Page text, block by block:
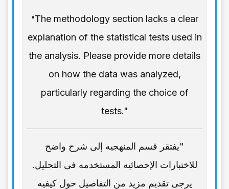
"The methodology section lacks a clear
explanation of the statistical tests used in
the analysis. Please provide more details
on how the data was analyzed,
particularly regarding the choice of
tests."
"یفتقر قسم المنهجیه إلى شرح واضح
للاختبارات الإحصائیه المستخدمه فی التحلیل.
یرجى تقدیم مزید من التفاصیل حول کیفیه